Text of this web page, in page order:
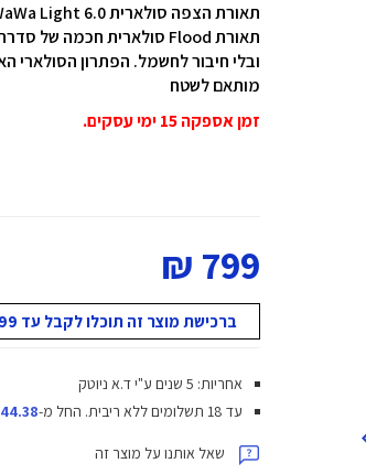
תאורת הצפה סולארית WaWa Light 6.0 מבית Blue Carbon
מותאם לשטח
זמן אספקה 15 ימי עסקים.
799 ₪
ברכישת מוצר זה תוכלו לקבל עד 799 נקודות מועדון!
אחריות: 5 שנים ע"י ד.א ניוטק
עד 18 תשלומים ללא ריבית.
החל מ-44.38 ₪
שאל אותנו על מוצר זה